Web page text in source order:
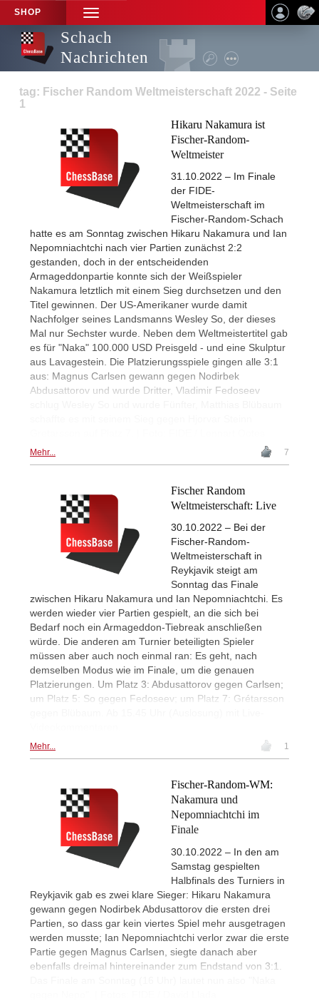
SHOP
TOGGLE
NAVIGATION
Schach
Nachrichten
tag: Fischer Random Weltmeisterschaft 2022 - Seite
1
Hikaru Nakamura ist
Fischer-Random-
Weltmeister
31.10.2022 – Im Finale
der FIDE-
Weltmeisterschaft im
Fischer-Random-Schach
hatte es am Sonntag zwischen Hikaru Nakamura und Ian
Nepomniachtchi nach vier Partien zunächst 2:2
gestanden, doch in der entscheidenden
Armageddonpartie konnte sich der Weißspieler
Nakamura letztlich mit einem Sieg durchsetzen und den
Titel gewinnen. Der US-Amerikaner wurde damit
Nachfolger seines Landsmanns Wesley So, der dieses
Mal nur Sechster wurde. Neben dem Weltmeistertitel gab
es für "Naka" 100.000 USD Preisgeld - und eine Skulptur
aus Lavagestein. Die Platzierungsspiele gingen alle 3:1
aus: Magnus Carlsen gewann gegen Nodirbek
Abdusattorov und wurde Dritter, Vladimir Fedoseev
Mehr... 7
Fischer Random
Weltmeisterschaft: Live
30.10.2022 – Bei der
Fischer-Random-
Weltmeisterschaft in
Reykjavik steigt am
Sonntag das Finale
zwischen Hikaru Nakamura und Ian Nepomniachtchi. Es
werden wieder vier Partien gespielt, an die sich bei
Bedarf noch ein Armageddon-Tiebreak anschließen
würde. Die anderen am Turnier beteiligten Spieler
müssen aber auch noch einmal ran: Es geht, nach
demselben Modus wie im Finale, um die genauen
Platzierungen. Um Platz 3: Abdusattorov gegen Carlsen;
um Platz 5: So gegen Fedoseev; um Platz 7: Grétarsson
Mehr... 1
Fischer-Random-WM:
Nakamura und
Nepomniachtchi im
Finale
30.10.2022 – In den am
Samstag gespielten
Halbfinals des Turniers in
Reykjavik gab es zwei klare Sieger: Hikaru Nakamura
gewann gegen Nodirbek Abdusattorov die ersten drei
Partien, so dass gar kein viertes Spiel mehr ausgetragen
werden musste; Ian Nepomniachtchi verlor zwar die erste
Partie gegen Magnus Carlsen, siegte danach aber
ebenfalls dreimal hintereinander zum Endstand von 3:1.